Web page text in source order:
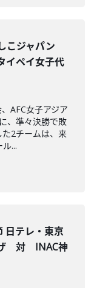
こジャパン
ペイ女子代
AFC女子アジア
、準々決勝で敗
2チームは、来
...
テレ・東京
ザ 対 INAC神